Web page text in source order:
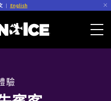
| English
驗